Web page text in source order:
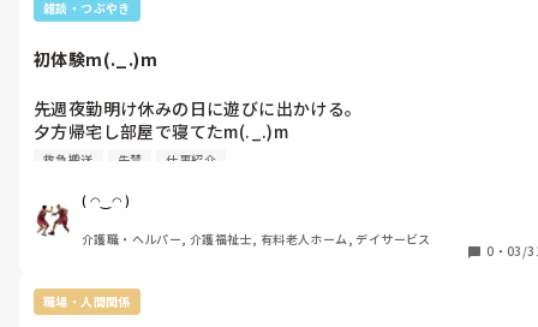
雑談・つぶやき
初体験m(._.)m
先週夜勤明け休みの日に遊びに出かける。
夕方帰宅し部屋で寝てたm(._.)m
夕食だと思い部屋を出るリビングに行き台所でコップを取ろうと
で床に倒れる。そこからしばらく記憶が無いしはずかしながら大
失禁m(._.)m
家族の声が聞こえて目が覚める。
救急搬送まで時間がかかる。ようやく受け入れ先確定し、搬送さ
れいろいろ検査やら問診やらを受ける。
問診中吐き気に襲われ黒色の嘔吐する。
救急搬送 失禁 仕事紹介
( ◠‿◠ )
介護職・ヘルパー, 介護福祉士, 有料老人ホーム, デイサービス
0 ・ 03/
職場・人間関係